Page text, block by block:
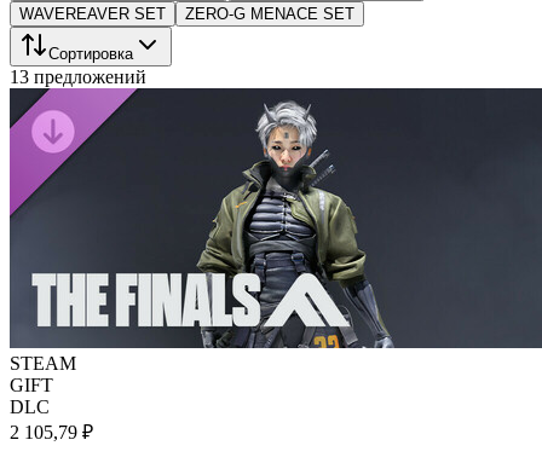
WAVEREAVER SET
ZERO-G MENACE SET
Сортировка
13 предложений
STEAM
GIFT
DLC
2 105,79 ₽